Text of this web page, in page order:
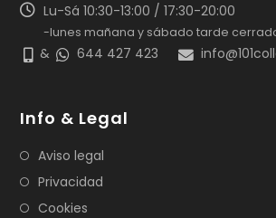
Lu-Sá 10:30-13:00 / 17:30-20:00
-lunes mañana y sábado tarde
& 644 427 423
Info & Legal
Aviso legal
Privacidad
Cookies